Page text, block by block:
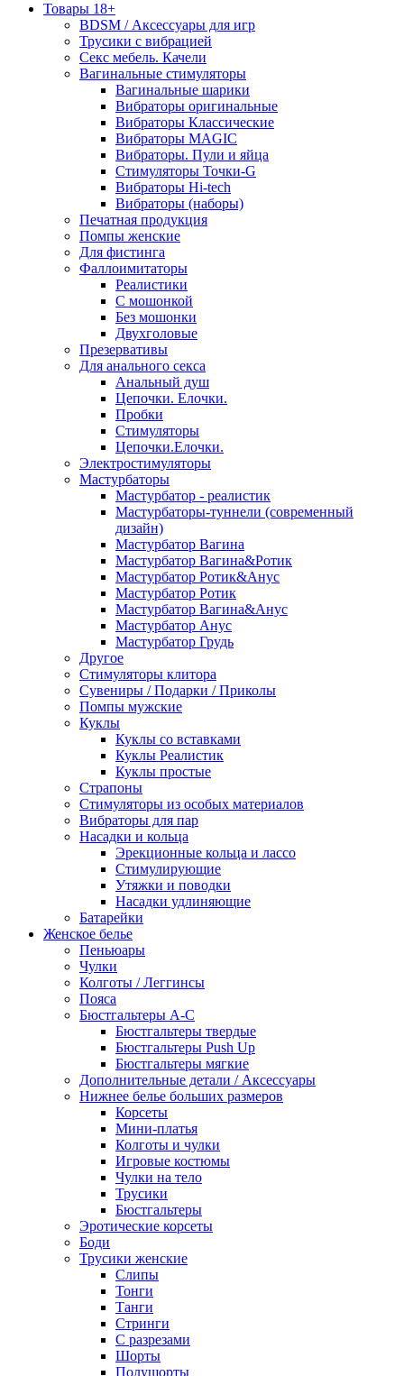
Товары 18+
BDSM / Аксессуары для игр
Трусики с вибрацией
Секс мебель. Качели
Вагинальные стимуляторы
Вагинальные шарики
Вибраторы оригинальные
Вибраторы Классические
Вибраторы MAGIC
Вибраторы. Пули и яйца
Стимуляторы Точки-G
Вибраторы Hi-tech
Вибраторы (наборы)
Печатная продукция
Помпы женские
Для фистинга
Фаллоимитаторы
Реалистики
С мошонкой
Без мошонки
Двухголовые
Презервативы
Для анального секса
Анальный душ
Цепочки. Елочки.
Пробки
Стимуляторы
Цепочки.Елочки.
Электростимуляторы
Мастурбаторы
Мастурбатор - реалистик
Мастурбаторы-туннели (современный
дизайн)
Мастурбатор Вагина
Мастурбатор Вагина&Ротик
Мастурбатор Ротик&Анус
Мастурбатор Ротик
Мастурбатор Вагина&Анус
Мастурбатор Анус
Мастурбатор Грудь
Другое
Стимуляторы клитора
Сувениры / Подарки / Приколы
Помпы мужские
Куклы
Куклы со вставками
Куклы Реалистик
Куклы простые
Страпоны
Стимуляторы из особых материалов
Вибраторы для пар
Насадки и кольца
Эрекционные кольца и лассо
Стимулирующие
Утяжки и поводки
Насадки удлиняющие
Батарейки
Женское белье
Пеньюары
Чулки
Колготы / Леггинсы
Пояса
Бюстгальтеры А-С
Бюстгальтеры твердые
Бюстгальтеры Push Up
Бюстгальтеры мягкие
Дополнительные детали / Аксессуары
Нижнее белье больших размеров
Корсеты
Мини-платья
Колготы и чулки
Игровые костюмы
Чулки на тело
Трусики
Бюстгальтеры
Эротические корсеты
Боди
Трусики женские
Слипы
Тонги
Танги
Стринги
С разрезами
Шорты
Полушорты